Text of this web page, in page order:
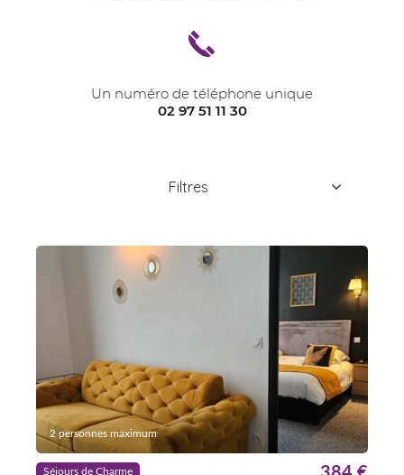
Un numéro de téléphone unique
02 97 51 11 30